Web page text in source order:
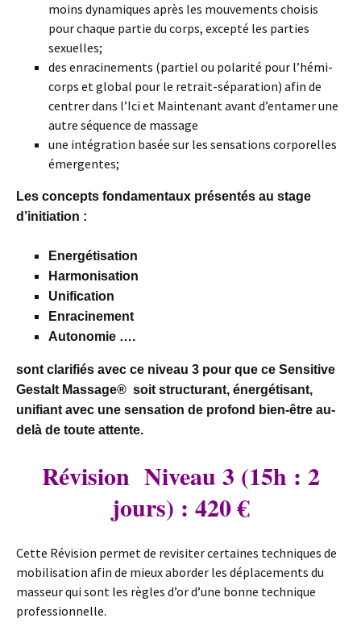
moins dynamiques après les mouvements choisis
pour chaque partie du corps, excepté les parties
sexuelles;
des enracinements (partiel ou polarité pour l’hémi-
corps et global pour le retrait-séparation) afin de
centrer dans l’Ici et Maintenant avant d’entamer une
autre séquence de massage
une intégration basée sur les sensations corporelles
émergentes;
Les concepts fondamentaux présentés au stage
d’initiation :
Energétisation
Harmonisation
Unification
Enracinement
Autonomie ….
sont clarifiés avec ce niveau 3 pour que ce Sensitive
Gestalt Massage® soit structurant, énergétisant,
unifiant avec une sensation de profond bien-être au-
delà de toute attente.
Révision Niveau 3 (15h : 2
jours) : 420 €
Cette Révision permet de revisiter certaines techniques de
mobilisation afin de mieux aborder les déplacements du
masseur qui sont les règles d’or d’une bonne technique
professionnelle.